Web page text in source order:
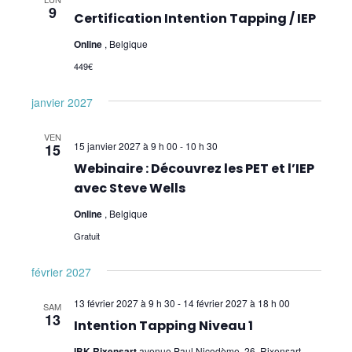
9 Certification Intention Tapping / IEP
Online , Belgique
449€
janvier 2027
VEN
15
Webinaire : Découvrez les PET et l’IEP
avec Steve Wells
15 janvier 2027 à 9 h 00 - 10 h 30
Online , Belgique
Gratuit
février 2027
SAM
13 Intention Tapping Niveau 1
13 février 2027 à 9 h 30 - 14 février 2027 à 18 h 00